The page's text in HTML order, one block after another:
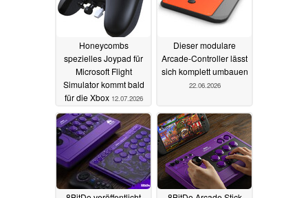
Honeycombs
spezielles Joypad für
Microsoft Flight
Simulator kommt bald
für die Xbox 12.07.2026
Dieser modulare
Arcade-Controller lässt
sich komplett umbauen
22.06.2026